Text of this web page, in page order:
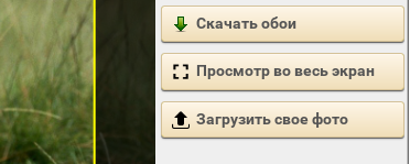
Скачать обои
Просмотр во весь экран
Загрузить свое фото